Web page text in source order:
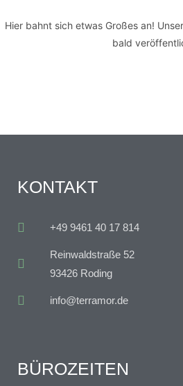
Hier bahnt sich etwas Großes an!
bald
KONTAKT
+49 9461 40 17 814
Reinwaldstraße 52
93426 Roding
info@terramor.de
BÜROZEITEN